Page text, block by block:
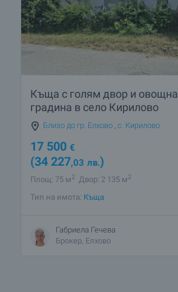
Къща с голям двор и овощна
градина в село Кирилово
Близо до гр. Елхово , с. Кирилово
17 500 €
(34 227,03 лв.)
Площ: 75 м2 Двор: 2 135 м2
Тип на имота: Къща
Габриела Гечева
Брокер, Елхово